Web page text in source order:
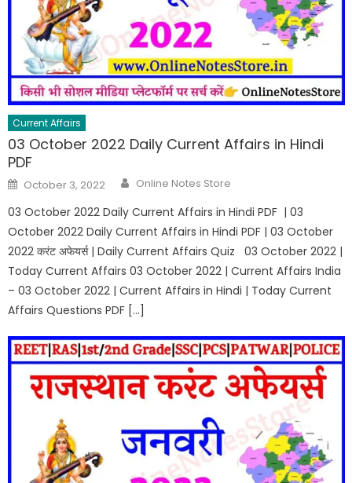
Current Affairs
03 October 2022 Daily Current Affairs in Hindi
PDF
October 3, 2022 Online Notes Store
03 October 2022 Daily Current Affairs in Hindi PDF | 03
October 2022 Daily Current Affairs in Hindi PDF | 03 October
2022 करंट अफेयर्स | Daily Current Affairs Quiz 03 October 2022 |
Today Current Affairs 03 October 2022 | Current Affairs India
– 03 October 2022 | Current Affairs in Hindi | Today Current
Affairs Questions PDF […]